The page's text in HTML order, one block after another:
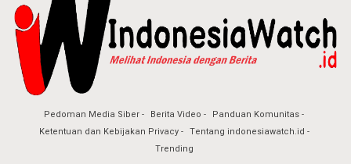
Pedoman Media Siber Berita Video
Panduan Komunitas
Ketentuan dan Kebijakan Privacy
Tentang indonesiawatch.id
Trending